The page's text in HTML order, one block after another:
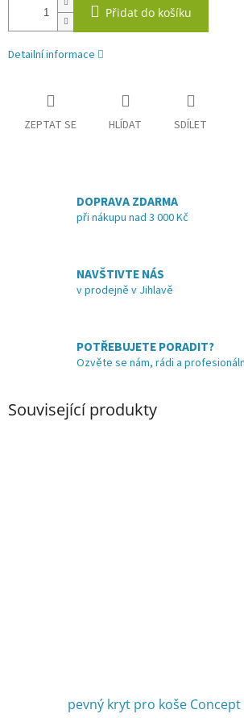
Přidat do košíku
Detailní informace
ZEPTAT SE HLÍDAT SDÍLET
DOPRAVA ZDARMA
při nákupu nad 3 000 Kč
NAVŠTIVTE NÁS
v prodejně v Jihlavě
POTŘEBUJETE PORADIT?
Ozvěte se nám, rádi a
Související produkty
pevný kryt pro koše Concept